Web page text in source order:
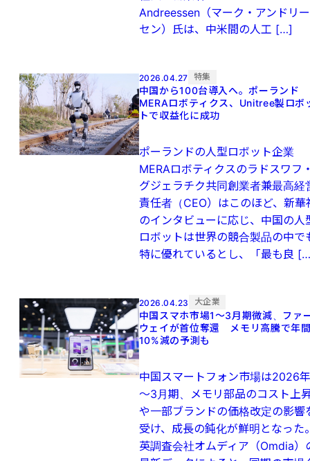
Andreessen（マーク・アンドリー
セン）氏は、中米間の人工 […]
2026.04.27 特集
中国から100台導入へ。ポーランド
MERAロボティクス、Unitree製ロボ
トで収益化に成功
ポーランドの人型ロボット企業
MERAロボティクスのラドスワフ
グジェラチク共同創業者兼最高経
責任者（CEO）はこのほど、新華
のインタビューに応じ、中国の人
ロボットは世界の競合製品の中で
特に優れているとし、「最も良
2026.04.23 大企業
中国スマホ市場1〜3月期微減、ファ
ウェイが首位奪還 メモリ高騰で年
10%減の予測も
中国スマートフォン市場は2026
～3月期、メモリ部品のコスト上
や一部ブランドの価格改定の影響
受け、成長の鈍化が鮮明となった
英調査会社オムディア（Omdia）